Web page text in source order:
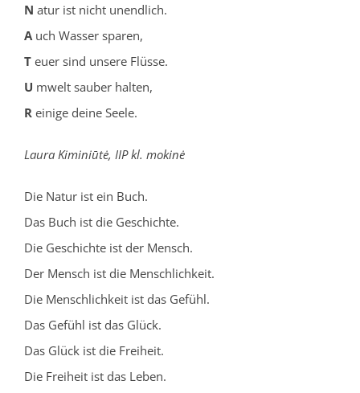
N atur ist nicht unendlich.
Auch Wasser sparen,
Teuer sind unsere Flüsse.
U mwelt sauber halten,
Reinige deine Seele.
Laura Kiminiūtė, IIP kl. mokinė
Die Natur ist ein Buch.
Das Buch ist die Geschichte.
Die Geschichte ist der Mensch.
Der Mensch ist die Menschlichkeit.
Die Menschlichkeit ist das Gefühl.
Das Gefühl ist das Glück.
Das Glück ist die Freiheit.
Die Freiheit ist das Leben.